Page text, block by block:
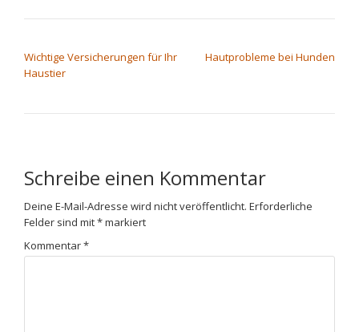
Wichtige Versicherungen für Ihr
Haustier
Hautprobleme bei Hunden
Schreibe einen Kommentar
Deine E-Mail-Adresse wird nicht veröffentlicht. Erforderliche
Felder sind mit*markiert
Kommentar*